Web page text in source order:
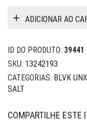
ADICIONAR AO
ID DO PRODUTO: 39441
SKU: 13242193
CATEGORIAS: BLVK
SALT
COMPARTILHE ESTE